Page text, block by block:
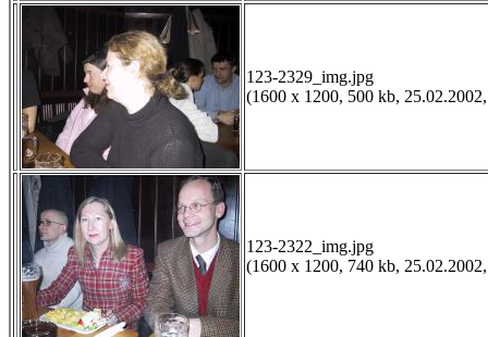
123-2329_img.jpg
(1600 x 1200, 500 kb,
123-2322_img.jpg
(1600 x 1200, 740 kb,